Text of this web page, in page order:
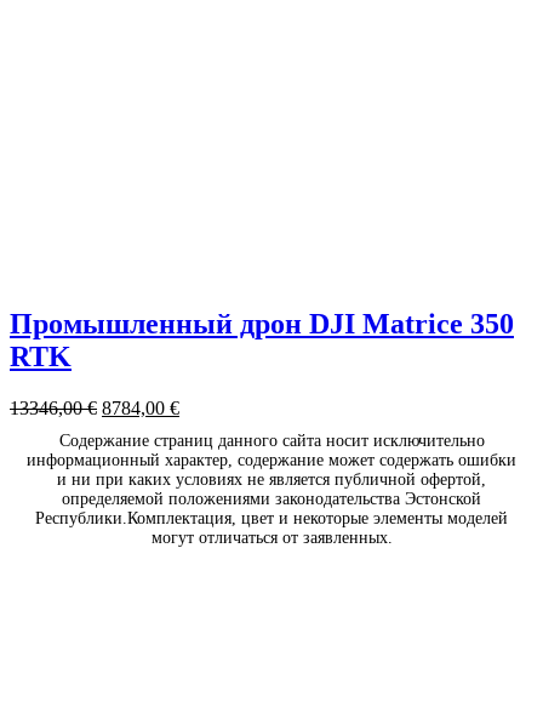
Промышленный дрон DJI Matrice 350
RTK
13346,00€ 8784,00 €
Содержание страниц данного сайта носит исключительно
информационный характер, содержание может содержать ошибки
и ни при каких условиях не является публичной офертой,
определяемой положениями законодательства Эстонской
Республики.Комплектация, цвет и некоторые элементы моделей
могут отличаться от заявленных.